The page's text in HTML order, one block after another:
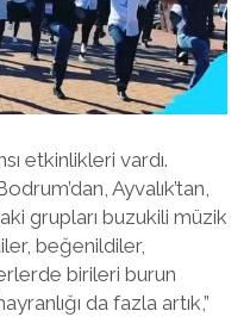
etkinlikleri vardı.
Ayvalık’tan,
grupları buzukili müzik
beğenildiler,
birileri burun
da fazla artık,”